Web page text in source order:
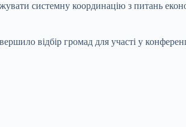
системну координацію з питань
відбір громад для участі у